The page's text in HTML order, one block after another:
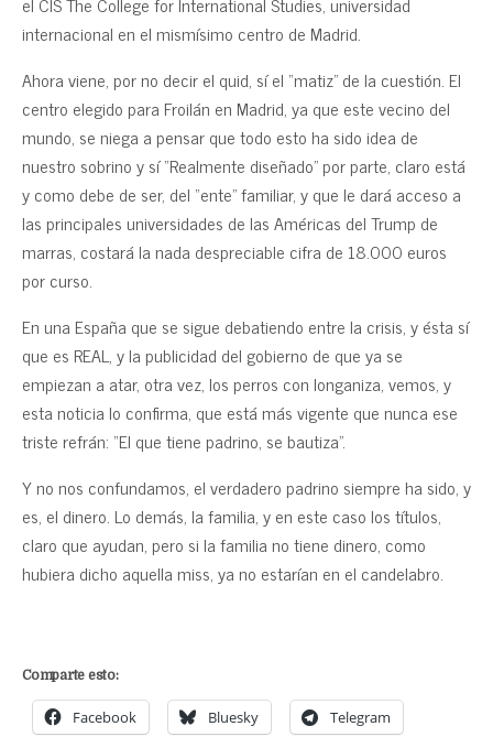
internacional en el mismísimo centro de Madrid.
Ahora viene, por no decir el quid, sí el “matiz” de la cuestión. El
centro elegido para Froilán en Madrid, ya que este vecino del
mundo, se niega a pensar que todo esto ha sido idea de
nuestro sobrino y sí “Realmente diseñado” por parte, claro está
y como debe de ser, del “ente” familiar, y que le dará acceso a
las principales universidades de las Américas del Trump de
marras, costará la nada despreciable cifra de 18.000 euros
por curso.
En una España que se sigue debatiendo entre la crisis, y ésta sí
que es REAL, y la publicidad del gobierno de que ya se
empiezan a atar, otra vez, los perros con longaniza, vemos, y
esta noticia lo confirma, que está más vigente que nunca ese
triste refrán: “El que tiene padrino, se bautiza”.
Y no nos confundamos, el verdadero padrino siempre ha sido, y
es, el dinero. Lo demás, la familia, y en este caso los títulos,
claro que ayudan, pero si la familia no tiene dinero, como
hubiera dicho aquella miss, ya no estarían en el candelabro.
Comparte esto:
Facebook Bluesky Telegram